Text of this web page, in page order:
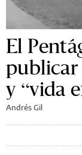
El
publicar
y “vida
Andrés Gil